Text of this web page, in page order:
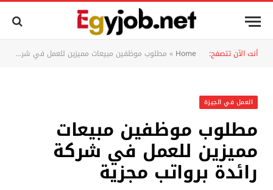
أنت الآن تتصفح: Home
» مطلوب موظفين مبيعات مميزين للعمل في شركة رائدة برواتب مجزية
العمل في الجيزة
مطلوب موظفين مبيعات
مميزين للعمل في شركة
رائدة برواتب مجزية